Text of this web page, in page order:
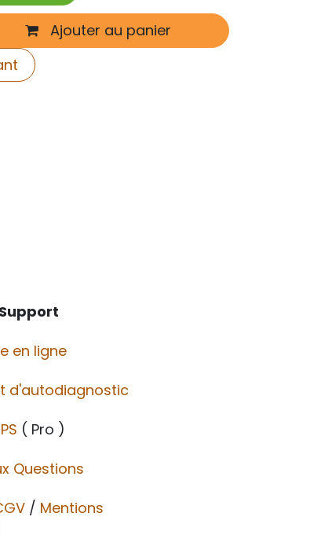
Ajouter au panier
Questions
en ligne
d'autodiagnostic
( Pro )
/ Mentions